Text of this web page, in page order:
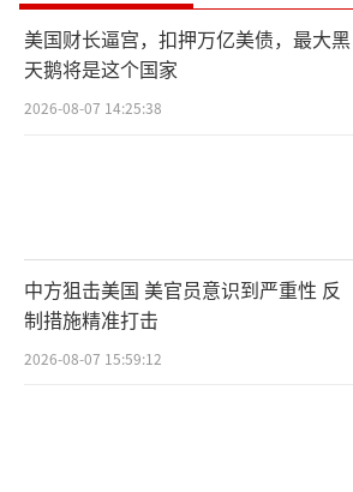
美国财长逼宫，扣押万亿美债，最大黑
天鹅将是这个国家
2026-08-07 14:25:38
中方狙击美国 美官员意识到严重性 反
制措施精准打击
2026-08-07 15:59:12